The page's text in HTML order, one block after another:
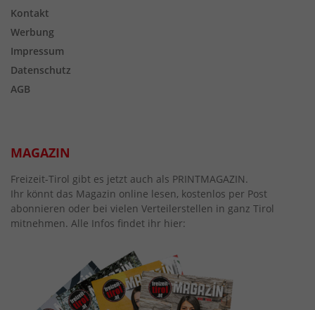
Kontakt
Werbung
Impressum
Datenschutz
AGB
MAGAZIN
Freizeit-Tirol gibt es jetzt auch als PRINTMAGAZIN.
Ihr könnt das Magazin online lesen, kostenlos per Post
abonnieren oder bei vielen Verteilerstellen in ganz Tirol
mitnehmen. Alle Infos findet ihr hier: